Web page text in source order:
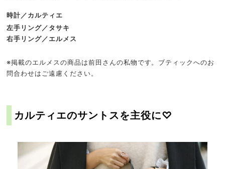
時計／カルティエ
左手リング／タサキ
右手リング／エルメス
※掲載のエルメスの商品は前田さんの私物です。ブティックへのお
問合わせはご遠慮ください。
カルティエのサントスを主役に♡